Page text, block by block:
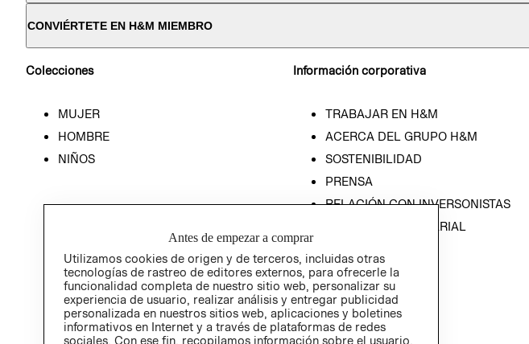
CONVIÉRTETE EN H&M MIEMBRO
Colecciones
MUJER
HOMBRE
NIÑOS
Información corporativa
TRABAJAR EN H&M
ACERCA DEL GRUPO H&M
SOSTENIBILIDAD
PRENSA
RELACIÓN CON INVERSONISTAS
POLÍTICA EMPRESARIAL
Antes de empezar a comprar
Utilizamos cookies de origen y de terceros, incluidas otras
tecnologías de rastreo de editores externos, para ofrecerle la
funcionalidad completa de nuestro sitio web, personalizar su
experiencia de usuario, realizar análisis y entregar publicidad
personalizada en nuestros sitios web, aplicaciones y boletines
informativos en Internet y a través de plataformas de redes
sociales. Con ese fin, recopilamos información sobre el usuario,